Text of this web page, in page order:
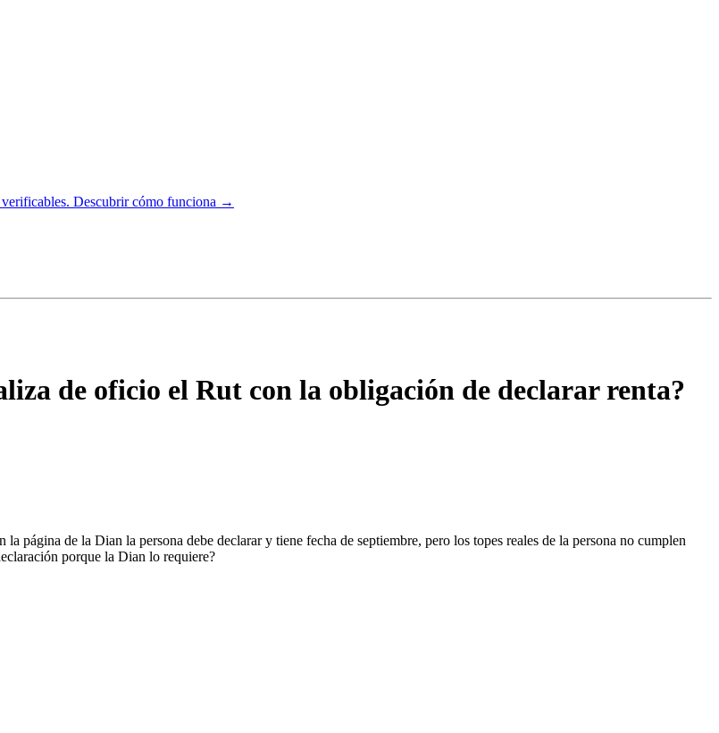
Descubrir cómo funciona →
de oficio el Rut con la obligación de declarar renta?
página de la Dian la persona debe declarar y tiene fecha de septiembre, pero los topes reales de la persona no cumplen
porque la Dian lo requiere?